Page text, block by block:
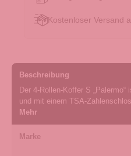
Kostenloser Versand
Beschreibung
Der 4-Rollen-Koffer S
und mit einem TSA-
Mehr
Marke